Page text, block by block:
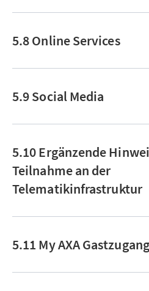
5.8 Online Services
5.9 Social Media
5.10 Ergänzende
Teilnahme an der
Telematikinfrastruktur
5.11 My AXA Gastzugang